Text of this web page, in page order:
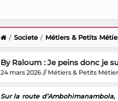
Societe Métiers & Petits
By Raloum : Je peins donc je
24 mars 2026 // Métiers & Petits
Sur la route